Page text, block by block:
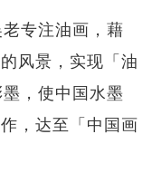
专注油画，藉
风景，实现「油
，使中国水墨
，达至「中国画